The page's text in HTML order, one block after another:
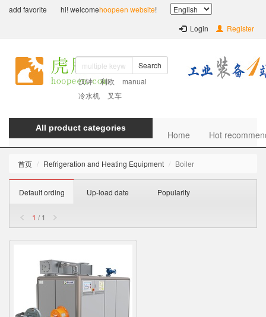
add favorite hi! welcomehoopeen website!
Login
Register
Search
汉钟
利欧
manual
冷水机
叉车
All product categories
Home Hot
首页 Refrigeration and Heating Equipment Boiler
Default ording Up-load date Popularity
1 / 1